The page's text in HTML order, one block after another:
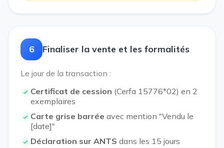
6 Finaliser la vente et les formalités
Le jour de la transaction :
Certificat de cession (Cerfa 15776*02) en 2
exemplaires
Carte grise barrée avec mention "Vendu le
[date]"
Déclaration sur ANTS dans les 15 jours